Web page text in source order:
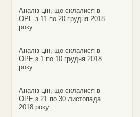
Аналіз цін, що склалися в
ОРЕ з 11 по 20 грудня 2018
року
Аналіз цін, що склалися в
ОРЕ з 1 по 10 грудня 2018
року
Аналіз цін, що склалися в
ОРЕ з 21 по 30 листопада
2018 року